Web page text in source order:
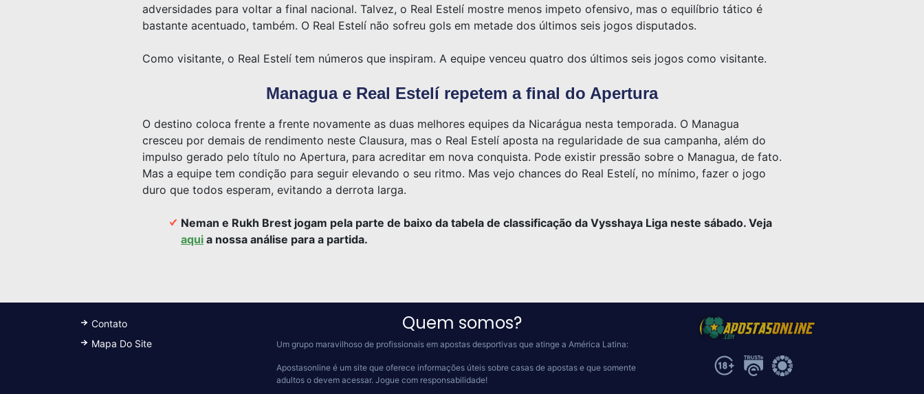
adversidades para voltar a final nacional. Talvez, o Real Estelí mostre menos impeto ofensivo, mas o equilíbrio tático é
bastante acentuado, também. O Real Estelí não sofreu gols em metade dos últimos seis jogos disputados.
Como visitante, o Real Estelí tem números que inspiram. A equipe venceu quatro dos últimos seis jogos como visitante.
Managua e Real Estelí repetem a final do Apertura
O destino coloca frente a frente novamente as duas melhores equipes da Nicarágua nesta temporada. O Managua
cresceu por demais de rendimento neste Clausura, mas o Real Estelí aposta na regularidade de sua campanha, além do
impulso gerado pelo título no Apertura, para acreditar em nova conquista. Pode existir pressão sobre o Managua, de fato.
Mas a equipe tem condição para seguir elevando o seu ritmo. Mas vejo chances do Real Estelí, no mínimo, fazer o jogo
duro que todos esperam, evitando a derrota larga.
Neman e Rukh Brest jogam pela parte de baixo da tabela de classificação da Vysshaya Liga neste sábado. Veja
aqui a nossa análise para a partida.
Contato
Mapa Do Site
Quem somos?
Um grupo maravilhoso de profissionais em apostas desportivas que atinge a América Latina:
Apostasonline é um site que oferece informações úteis sobre casas de apostas e que somente
adultos o devem acessar. Jogue com responsabilidade!